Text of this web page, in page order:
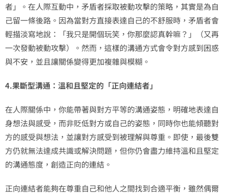
者」。在人際互動中，矛盾者採取被動攻擊的策略，其實是為自
己留一條後路。因為當對方直接表達自己的不舒服時，矛盾者會
輕描淡寫地說：「我只是開個玩笑，你那麼認真幹嘛？」（又再
一次發動被動攻擊）。然而，這樣的溝通方式會令對方感到困惑
與不安，並且讓關係變得更加複雜與模糊。
4.果斷型溝通：溫和且堅定的「正向連結者」
在人際關係中，你能帶著與對方平等的溝通姿態，明確地表達自
身想法與感受，而非貶低對方或自己的姿態，同時你也能傾聽對
方的感受與想法，並讓對方感受到被理解與尊重。即使，最後雙
方仍就無法達成共識或解決問題，但你仍會盡力維持溫和且堅定
的溝通態度，創造正向的連結。
正向連結者能夠在尊重自己和他人之間找到合適平衡，雖然偶爾